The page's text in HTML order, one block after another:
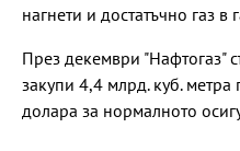
нагнети и достатъчно газ в
През декември "Нафтогаз"
закупи 4,4 млрд. куб.
долара за нормалното